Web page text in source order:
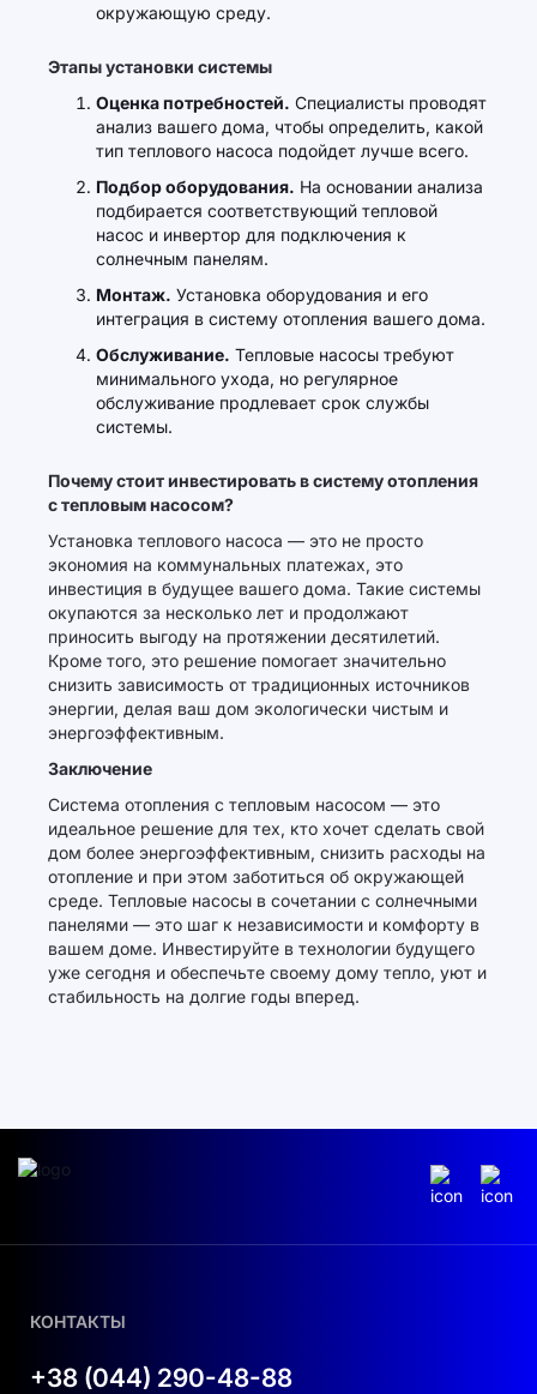
окружающую среду.
Этапы установки системы
Оценка потребностей. Специалисты проводят
анализ вашего дома, чтобы определить, какой
тип теплового насоса подойдет лучше всего.
Подбор оборудования. На основании анализа
подбирается соответствующий тепловой
насос и инвертор для подключения к
солнечным панелям.
Монтаж. Установка оборудования и его
интеграция в систему отопления вашего дома.
Обслуживание. Тепловые насосы требуют
минимального ухода, но регулярное
обслуживание продлевает срок службы
системы.
Почему стоит инвестировать в систему отопления
с тепловым насосом?
Установка теплового насоса — это не просто
экономия на коммунальных платежах, это
инвестиция в будущее вашего дома. Такие системы
окупаются за несколько лет и продолжают
приносить выгоду на протяжении десятилетий.
Кроме того, это решение помогает значительно
снизить зависимость от традиционных источников
энергии, делая ваш дом экологически чистым и
энергоэффективным.
Заключение
Система отопления с тепловым насосом — это
идеальное решение для тех, кто хочет сделать свой
дом более энергоэффективным, снизить расходы на
отопление и при этом заботиться об окружающей
среде. Тепловые насосы в сочетании с солнечными
панелями — это шаг к независимости и комфорту в
вашем доме. Инвестируйте в технологии будущего
уже сегодня и обеспечьте своему дому тепло, уют и
стабильность на долгие годы вперед.
КОНТАКТЫ
+38 (044) 290-48-88